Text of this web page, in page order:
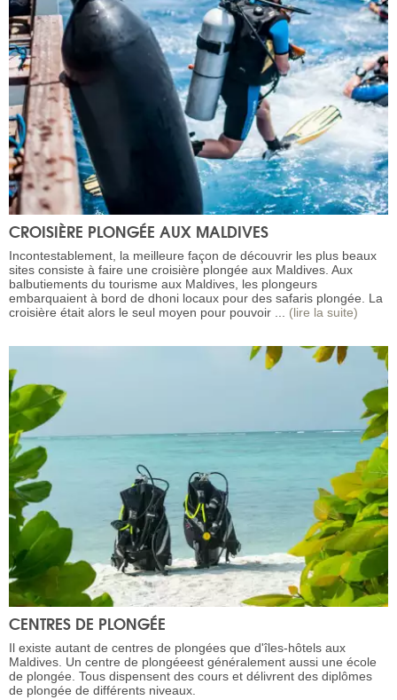
CROISIÈRE PLONGÉE AUX MALDIVES
Incontestablement, la meilleure façon de découvrir les plus beaux
sites consiste à faire une croisière plongée aux Maldives. Aux
balbutiements du tourisme aux Maldives, les plongeurs
embarquaient à bord de dhoni locaux pour des safaris plongée. La
croisière était alors le seul moyen pour pouvoir ... (lire la suite)
CENTRES DE PLONGÉE
Il existe autant de centres de plongées que d'îles-hôtels aux
Maldives. Un centre de plongéeest généralement aussi une école
de plongée. Tous dispensent des cours et délivrent des diplômes
de plongée de différents niveaux.